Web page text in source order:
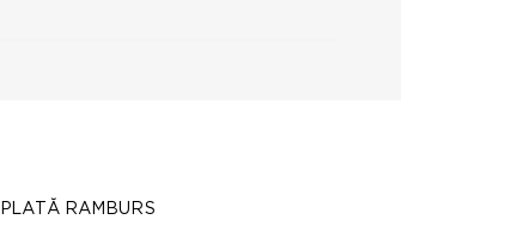
PLATĂ RAMBURS